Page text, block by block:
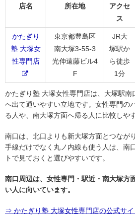
店名 所在地
アクセ
ス
かたぎり
塾 大塚女
性専門店
東京都豊島区
南大塚3-55-3
光伸遠藤ビル4
F
JR大
塚駅か
ら徒歩
1分
かたぎり塾 大塚女性専門店は、大塚駅
へ出て通いやすい立地です。女性専門の
る人や、南大塚方面へ帰る人に比較しや
南口は、北口よりも新大塚方面とつなが
手線だけでなく丸ノ内線も使う人は、南
トで見ておくと選びやすいです。
南口周辺は、女性専門・駅近・南大塚方
い人に向いています。
⇒ かたぎり塾 大塚女性専門店の公式サ